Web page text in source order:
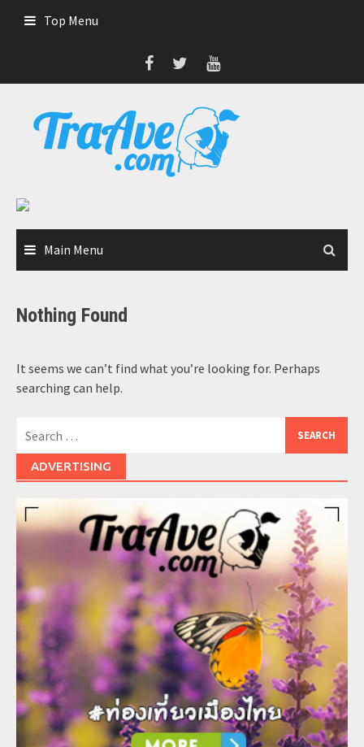
Top Menu
Main Menu
Nothing Found
It seems we can’t find what you’re looking for. Perhaps
searching can help.
ADVERTISING